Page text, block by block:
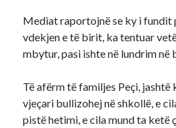
Mediat raportojnë se ky i fundit
vdekjen e të birit, ka tentuar
mbytur, pasi ishte në lundrim në
Të afërm të familjes Peçi, jashtë
vjeçari bullizohej në shkollë, e
pistë hetimi, e cila mund ta ketë